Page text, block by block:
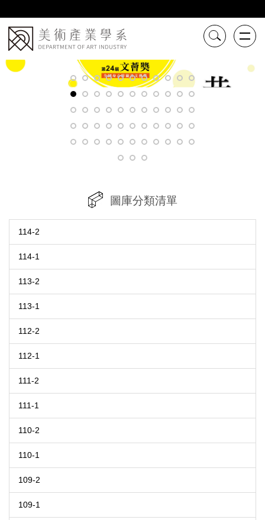
到
主
要
內
容
圖庫分類清單
114-2
114-1
113-2
113-1
112-2
112-1
111-2
111-1
110-2
110-1
109-2
109-1